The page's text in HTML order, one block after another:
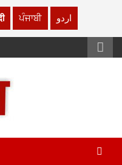
ਪੰਜਾਬੀ اردو